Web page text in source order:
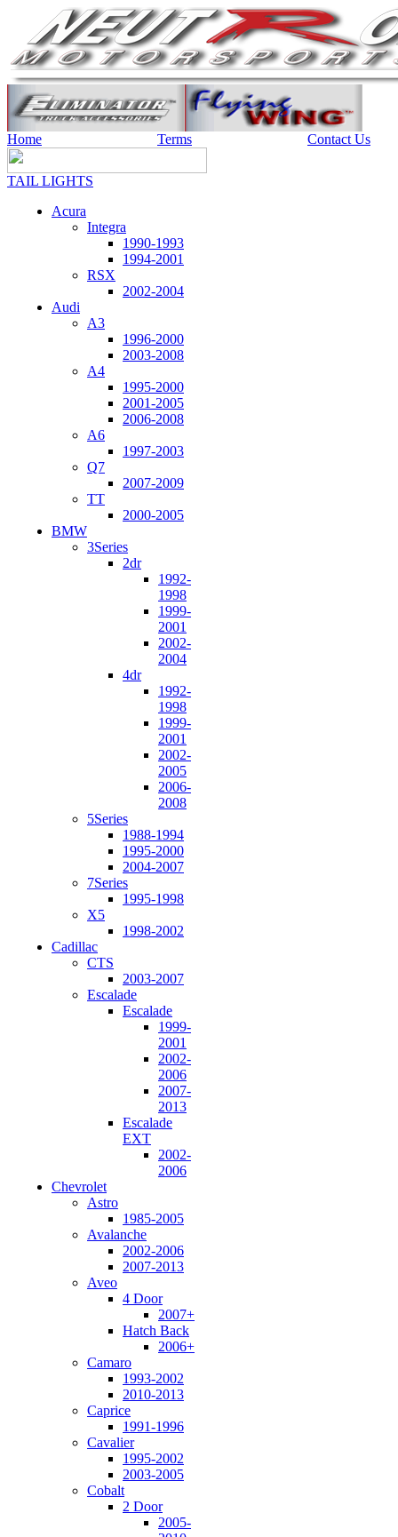
Home Terms Contact Us
TAIL LIGHTS
Acura
Integra
1990-1993
1994-2001
RSX
2002-2004
Audi
A3
1996-2000
2003-2008
A4
1995-2000
2001-2005
2006-2008
A6
1997-2003
Q7
2007-2009
TT
2000-2005
BMW
3Series
2dr
1992-
1998
1999-
2001
2002-
2004
4dr
1992-
1998
1999-
2001
2002-
2005
2006-
2008
5Series
1988-1994
1995-2000
2004-2007
7Series
1995-1998
X5
1998-2002
Cadillac
CTS
2003-2007
Escalade
Escalade
1999-
2001
2002-
2006
2007-
2013
Escalade
EXT
2002-
2006
Chevrolet
Astro
1985-2005
Avalanche
2002-2006
2007-2013
Aveo
4 Door
2007+
Hatch Back
2006+
Camaro
1993-2002
2010-2013
Caprice
1991-1996
Cavalier
1995-2002
2003-2005
Cobalt
2 Door
2005-